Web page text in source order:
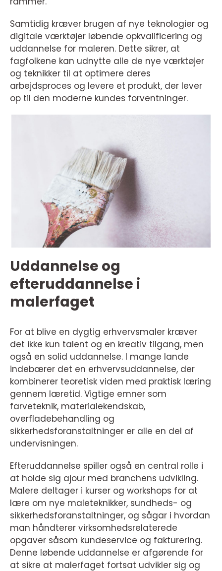
Samtidig kræver brugen af nye teknologier og
digitale værktøjer løbende opkvalificering og
uddannelse for maleren. Dette sikrer, at
fagfolkene kan udnytte alle de nye værktøjer
og teknikker til at optimere deres
arbejdsproces og levere et produkt, der lever
op til den moderne kundes forventninger.
Uddannelse og
efteruddannelse i
malerfaget
For at blive en dygtig erhvervsmaler kræver
det ikke kun talent og en kreativ tilgang, men
også en solid uddannelse. I mange lande
indebærer det en erhvervsuddannelse, der
kombinerer teoretisk viden med praktisk læring
gennem læretid. Vigtige emner som
farveteknik, materialekendskab,
overfladebehandling og
sikkerhedsforanstaltninger er alle en del af
undervisningen.
Efteruddannelse spiller også en central rolle i
at holde sig ajour med branchens udvikling.
Malere deltager i kurser og workshops for at
lære om nye maleteknikker, sundheds- og
sikkerhedsforanstaltninger, og sågar i hvordan
man håndterer virksomhedsrelaterede
opgaver såsom kundeservice og fakturering.
Denne løbende uddannelse er afgørende for
at sikre at malerfaget fortsat udvikler sig og